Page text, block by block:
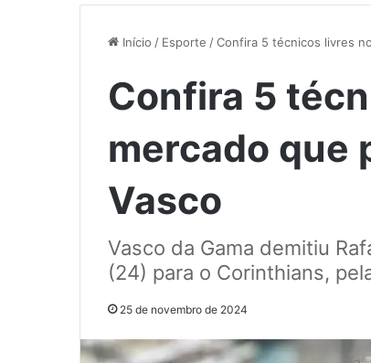
Início / Esporte /Confira 5 técnicos livres
Confira 5
mercado que
Vasco
Vasco da Gama demitiu
(24) para o Corinthians,
25 de novembro de 2024